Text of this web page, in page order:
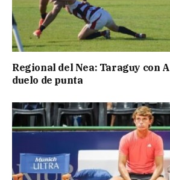
Regional del Nea: Taraguy con
duelo de punta